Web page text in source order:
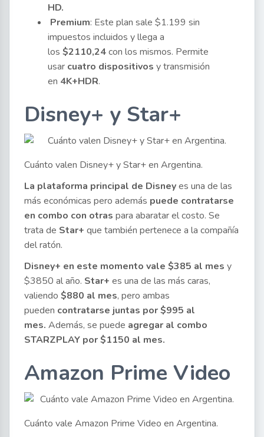
HD.
Premium: Este plan sale $1.199 sin
impuestos incluidos y llega a
los $2110,24con los mismos. Permite
usar cuatro dispositivos y transmisión
en 4K+HDR.
Disney+ y Star+
Cuánto valen Disney+ y Star+ en Argentina.
La plataforma principal de Disneyes una de las
más económicas pero además puede contratarse
en combo con otras para abaratar el costo. Se
trata de Star+ que también pertenece a la compañía
del ratón.
Disney+ en este momento vale $385 al mes y
$3850 al año. Star+ es una de las más caras,
valiendo $880 al mes, pero ambas
pueden contratarse juntas por $995 al
mes. Además, se puede agregar al combo
STARZPLAY por $1150 al mes.
Amazon Prime Video
Cuánto vale Amazon Prime Video en Argentina.